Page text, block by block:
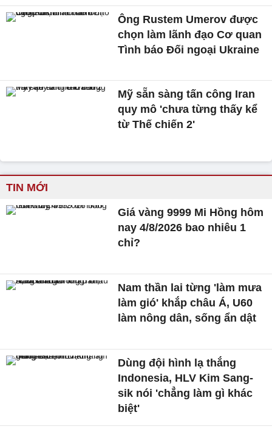
Ông Rustem Umerov được
chọn làm lãnh đạo Cơ quan
Tình báo Đối ngoại Ukraine
Mỹ sẵn sàng tấn công Iran
quy mô 'chưa từng thấy kể
từ Thế chiến 2'
TIN MỚI
Giá vàng 9999 Mi Hồng hôm
nay 4/8/2026 bao nhiêu 1
chỉ?
Nam thần lai từng 'làm mưa
làm gió' khắp châu Á, U60
làm nông dân, sống ẩn dật
Dùng đội hình lạ thắng
Indonesia, HLV Kim Sang-
sik nói 'chẳng làm gì khác
biệt'